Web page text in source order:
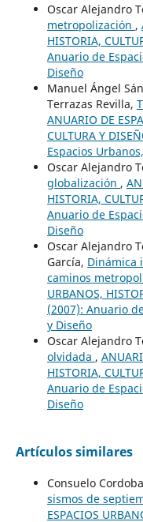
Oscar Alejandro
metropolización ,
HISTORIA,
Anuario de
Diseño
Manuel Ángel
Terrazas Revilla,
ANUARIO DE
CULTURA Y
Espacios
Oscar Alejandro
globalización ,
HISTORIA,
Anuario de
Diseño
Oscar Alejandro
García, Dinámica
caminos
URBANOS,
(2007): Anuario
y Diseño
Oscar Alejandro
olvidada ,
HISTORIA,
Anuario de
Diseño
Artículos similares
Consuelo
sismos de
ESPACIOS